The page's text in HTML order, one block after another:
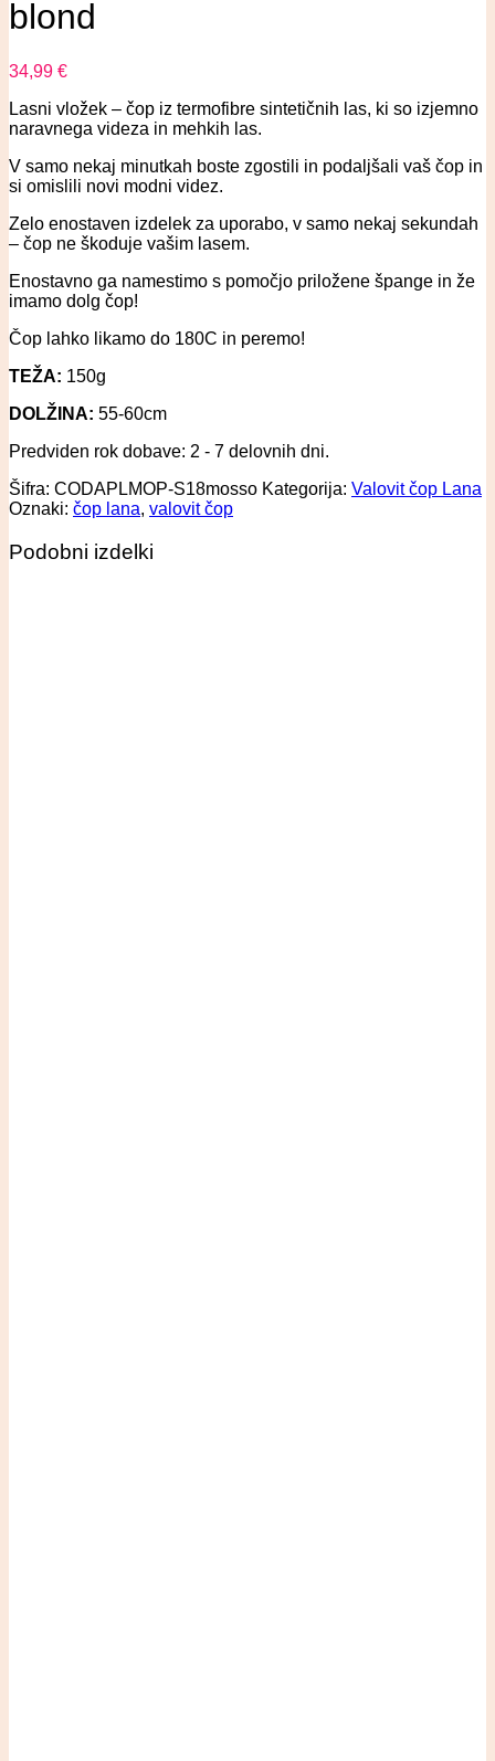
blond
34,99 €
Lasni vložek – čop iz termofibre sintetičnih las, ki so izjemno
naravnega videza in mehkih las.
V samo nekaj minutkah boste zgostili in podaljšali vaš čop in
si omislili novi modni videz.
Zelo enostaven izdelek za uporabo, v samo nekaj sekundah
– čop ne škoduje vašim lasem.
Enostavno ga namestimo s pomočjo priložene špange in že
imamo dolg čop!
Čop lahko likamo do 180C in peremo!
TEŽA: 150g
DOLŽINA: 55-60cm
Predviden rok dobave: 2 - 7 delovnih dni.
Šifra: CODAPLMOP-S18mosso Kategorija: Valovit čop Lana
Oznaki: čop lana, valovit čop
Podobni izdelki